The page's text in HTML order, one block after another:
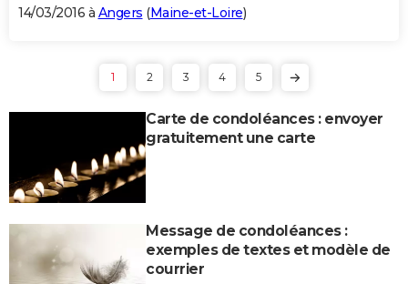
14/03/2016 à Angers (Maine-et-Loire)
1 2 3 4 5
Carte de condoléances : envoyer
gratuitement une carte
Message de condoléances :
exemples de textes et modèle de
courrier